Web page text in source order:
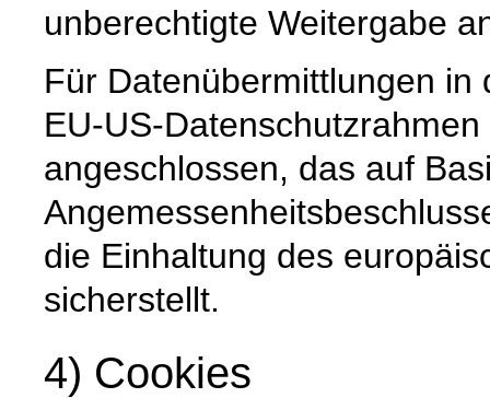
unberechtigte Weitergabe
Für Datenübermittlungen in
EU-US-
angeschlossen, das auf
die Einhaltung des
sicherstellt.
4) Cookies